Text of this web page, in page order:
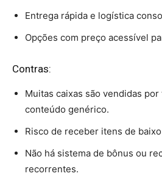
Entrega rápida e logística
Opções com preço acessível
Contras:
Muitas caixas são vendidas
conteúdo genérico.
Risco de receber itens de
Não há sistema de bônus ou
recorrentes.